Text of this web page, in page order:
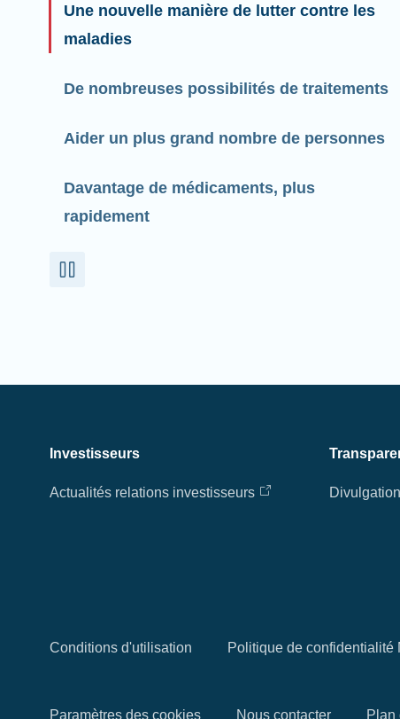
Une nouvelle manière de lutter contre les
maladies
De nombreuses possibilités de traitements
Aider un plus grand nombre de personnes
Davantage de médicaments, plus
rapidement
Investisseurs
Actualités relations investisseurs Divulgation
Conditions d'utilisation Politique de confidentialité
Paramètres des cookies Nous contacter Plan